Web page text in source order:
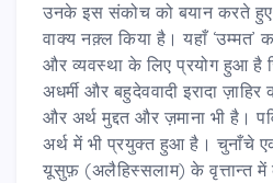
उनके इस संकोच को बयान करते
वाक्य नक़्ल किया है। यहाँ ‘उम्मत’
और व्यवस्था के लिए प्रयोग हुआ है
अधर्मी और बहुदेववादी इरादा
और अर्थ मुद्दत और ज़माना भी है।
अर्थ में भी प्रयुक्त हुआ है। चुनाँचे
यूसुफ़ (अलैहिस्सलाम) के वृत्तान्त